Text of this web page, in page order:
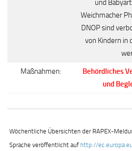
und
Weichmacher
DNOP sind
von Kindern in
Maßnahmen:
Behördliches
und
Wöchentliche Übersichten der RAPEX-
Sprache veröffentlicht auf http://